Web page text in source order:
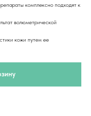
комплексно подходят к
волюметрической
кожи путем ее